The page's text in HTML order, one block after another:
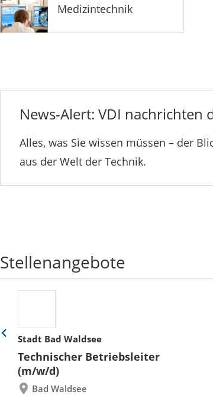
Medizintechnik
News-Alert: VDI nachrichten
Alles, was Sie wissen müssen – der
aus der Welt der Technik.
Stellenangebote
Stadt Bad Waldsee
Technischer Betriebsleiter
(m/w/d)
Bad Waldsee
Eine
zurück